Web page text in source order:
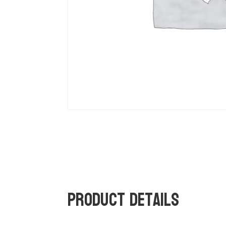
Product Details